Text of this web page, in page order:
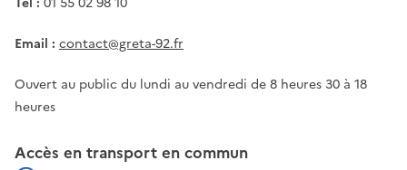
Email : contact@greta-92.fr
Ouvert au public du lundi au vendredi de 8 heures 30 à 18
heures
Accès en transport en commun